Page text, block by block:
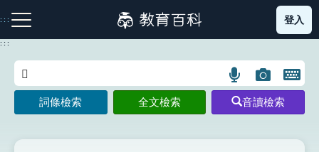
到
主
:::
注音索引圖示 筆畫索引圖示 部首索引表圖示
登入
:::
語
言
搜
圖
片
搜
開
鍵
圖
詞條檢索 全文檢索 音讀檢索